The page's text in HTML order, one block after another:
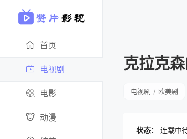
首页
电视剧
电影
动漫
克拉克
电视剧 / 欧美剧
状态： 连载中